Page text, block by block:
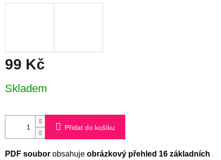
99 Kč
cena:
Skladem
Přidat do košíku
PDF soubor obsahuje obrázkový přehled 16 základních